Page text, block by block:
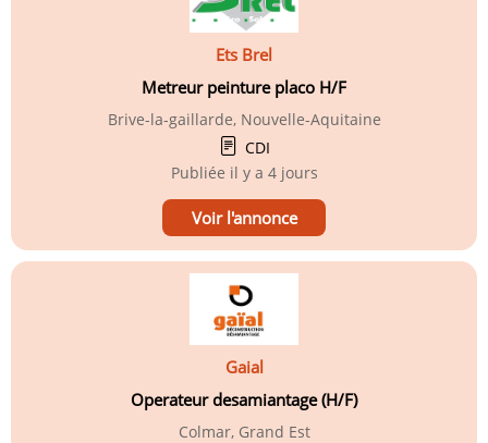
Ets Brel
Metreur peinture placo H/F
Brive-la-gaillarde, Nouvelle-Aquitaine
CDI
Publiée il y a 4 jours
Voir l'annonce
Gaial
Operateur desamiantage (H/F)
Colmar, Grand Est